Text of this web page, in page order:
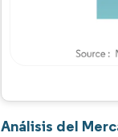
Análisis del